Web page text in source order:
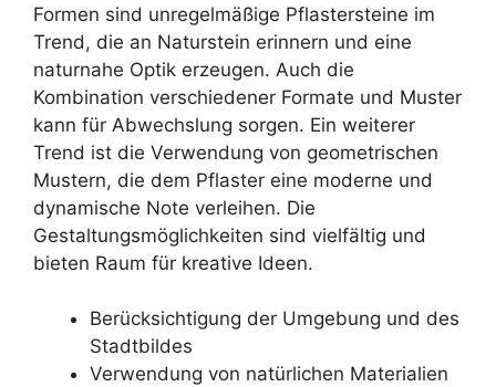
Formen sind unregelmäßige Pflastersteine im
Trend, die an Naturstein erinnern und eine
naturnahe Optik erzeugen. Auch die
Kombination verschiedener Formate und Muster
kann für Abwechslung sorgen. Ein weiterer
Trend ist die Verwendung von geometrischen
Mustern, die dem Pflaster eine moderne und
dynamische Note verleihen. Die
Gestaltungsmöglichkeiten sind vielfältig und
bieten Raum für kreative Ideen.
Berücksichtigung der Umgebung und des
Stadtbildes
Verwendung von natürlichen Materialien